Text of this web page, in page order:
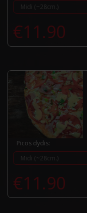
€11.90
Picos dydis:
€11.90